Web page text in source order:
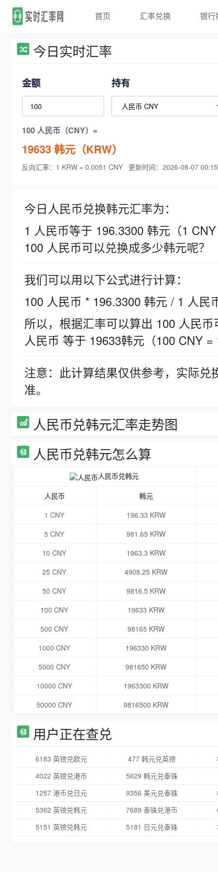
首页 汇率兑换 银行
今日实时汇率
金额 持有
100 人民币（CNY）=
19633韩元（KRW）
反向汇率：1 KRW = 0.0051 CNY 更新时间：2026-08-07
今日人民币兑换韩元汇率为：
1 人民币等于 196.3300 韩元（1
100 人民币可以兑换成多少韩元呢？
我们可以用以下公式进行计算：
100 人民币 * 196.3300 韩元 / 1 人民
所以，根据汇率可以算出 100 人民
人民币 等于 19633韩元（100 CNY =
注意：此计算结果仅供参考，实际
准。
人民币兑韩元汇率走势图
人民币兑韩元怎么算
人民币兑韩元
人民币
韩元
1 CNY
196.33 KRW
5 CNY
981.65 KRW
10 CNY
1963.3 KRW
25 CNY
4908.25 KRW
50 CNY
9816.5 KRW
100 CNY
19633 KRW
500 CNY
98165 KRW
1000 CNY
196330 KRW
5000 CNY
981650 KRW
10000 CNY
1963300 KRW
50000 CNY
9816500 KRW
用户正在查兑
6183 英镑兑欧元 477 韩元兑英镑
4022 英镑兑港币
5629 韩元兑泰铢
1257 港币兑日元
9356 美元兑泰铢
5362 英镑兑韩元
7689 泰铢兑港币
5151 英镑兑韩元
5181 日元兑泰铢